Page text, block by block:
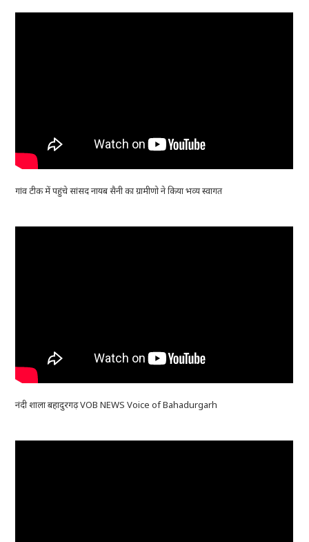
गांव टीक में पहुंचे सांसद नायब सैनी का ग्रामीणो ने किया भव्य स्वागत
नंदी शाला बहादुरगढ़ VOB NEWS Voice of Bahadurgarh